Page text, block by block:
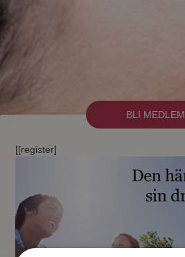
BLI MEDLEM
[[register]